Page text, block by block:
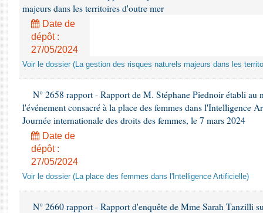
majeurs dans les territoires d'outre mer
Date de
dépôt :
27/05/2024
Voir le dossier (La gestion des risques naturels majeurs dans les
N° 2658 rapport - Rapport de M. Stéphane Piednoir établi au
l'événement consacré à la place des femmes dans l'Intelligence
Journée internationale des droits des femmes, le 7 mars 2024
Date de
dépôt :
27/05/2024
Voir le dossier (La place des femmes dans l'Intelligence Artificielle)
N° 2660 rapport - Rapport d'enquête de Mme Sarah Tanzilli